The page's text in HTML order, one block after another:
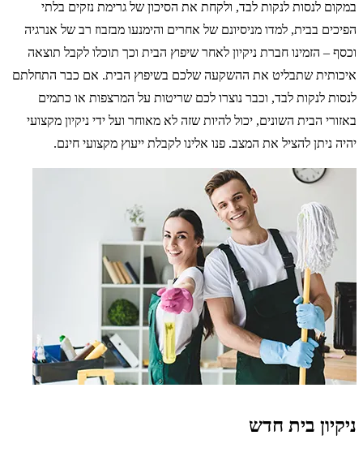
במקום לנסות לנקות לבד, ולקחת את הסיכון של גרימת נזקים בלתי
הפיכים בבית, למדו מניסיונם של אחרים והימנעו מבזבוז רב של אנרגיה
וכסף – הזמינו חברת ניקיון לאחר שיפוץ הבית וכך תוכלו לקבל תוצאה
איכותית שתבליט את ההשקעה שלכם בשיפוץ הבית. אם כבר התחלתם
לנסות לנקות לבד, וכבר נוצרו לכם שריטות על המרצפות או כתמים
באזורי הבית השונים, יכול להיות שזה לא מאוחר ועל ידי ניקיון מקצועי
יהיה ניתן להציל את המצב. פנו אלינו לקבלת ייעוץ מקצועי חינם.
ניקיון בית חדש